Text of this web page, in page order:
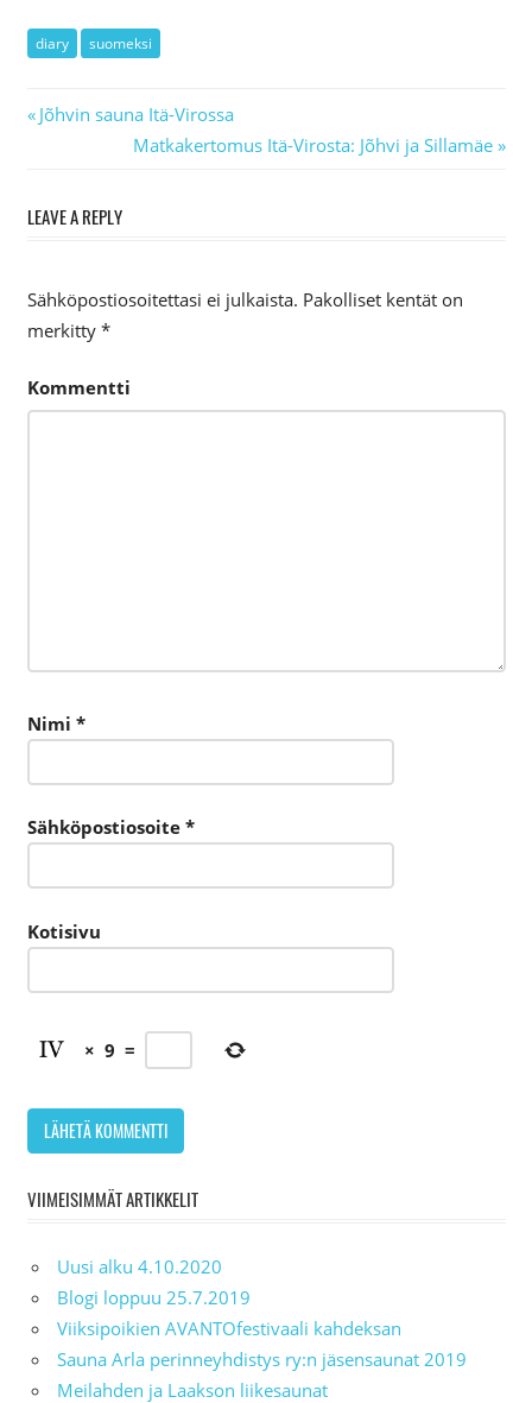
diary suomeksi
Artikkelien
Previous
Jõhvin sauna Itä-Virossa
Next
Matkakertomus Itä-Virosta: Jõhvi ja Sillamäe
LEAVE A REPLY
Sähköpostiosoitettasi ei julkaista. Pakolliset kentät on
merkitty *
Kommentti
Nimi *
Sähköpostiosoite *
Kotisivu
× 9 =
VIIMEISIMMÄT ARTIKKELIT
Uusi alku 4.10.2020
Blogi loppuu 25.7.2019
Viiksipoikien AVANTOfestivaali kahdeksan
Sauna Arla perinneyhdistys ry:n jäsensaunat 2019
Meilahden ja Laakson liikesaunat